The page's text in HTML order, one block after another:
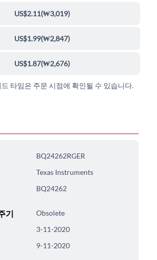
US$2.11(₩3,019)
US$1.99(₩2,847)
US$1.87(₩2,676)
타임은 주문 시점에 확인될 수 있습니다.
BQ24262RGER
Texas Instruments
BQ24262
기 Obsolete
3-11-2020
9-11-2020